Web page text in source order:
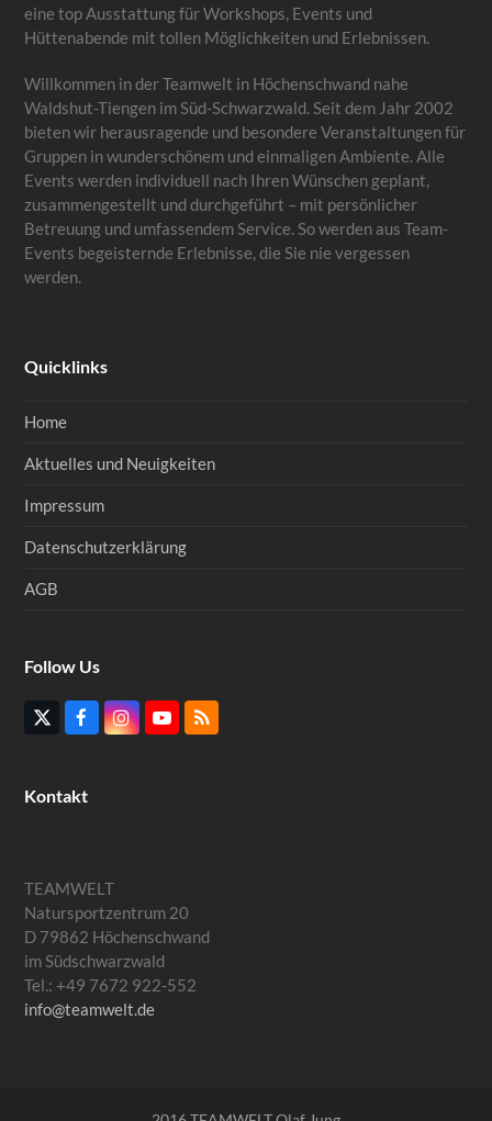
eine top Ausstattung für Workshops, Events und
Hüttenabende mit tollen Möglichkeiten und Erlebnissen.
Willkommen in der Teamwelt in Höchenschwand nahe
Waldshut-Tiengen im Süd-Schwarzwald. Seit dem Jahr 2002
bieten wir herausragende und besondere Veranstaltungen für
Gruppen in wunderschönem und einmaligen Ambiente. Alle
Events werden individuell nach Ihren Wünschen geplant,
zusammengestellt und durchgeführt – mit persönlicher
Betreuung und umfassendem Service. So werden aus Team-
Events begeisternde Erlebnisse, die Sie nie vergessen
werden.
Quicklinks
Home
Aktuelles und Neuigkeiten
Impressum
Datenschutzerklärung
AGB
Follow Us
TwitterFacebookInstagram
YouTube
RSS
Kontakt
TEAMWELT
Natursportzentrum 20
D 79862 Höchenschwand
im Südschwarzwald
Tel.: +49 7672 922-552
info@teamwelt.de